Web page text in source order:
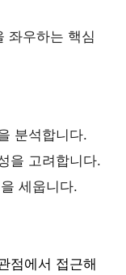
좌우하는 핵심
분석합니다.
을 고려합니다.
세웁니다.
점에서 접근해